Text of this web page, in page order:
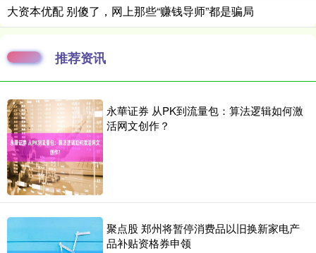
大资本优配 别傻了，网上那些“赚钱导师”都是骗局
推荐资讯
永華证券 从PK到流量包：算法逻辑如何激
活网文创作？
聚点股 郑州将暂停消费品以旧换新家电产
品补贴资格券申领